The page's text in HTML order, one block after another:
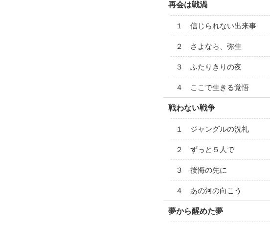
再会は戦渦
１ 信じられない出来事
２ さよなら、弥生
３ ふたりきりの夜
４ ここで生きる覚悟
戦わない戦争
１ ジャングルの洗礼
２ ずっと５人で
３ 後悔の先に
４ あの河の向こう
夢から醒めた夢